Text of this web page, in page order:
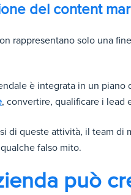
del content
rappresentano solo una
è integrata in un
, convertire, qualificare i lead
di queste attività, il team di
falso mito.
può